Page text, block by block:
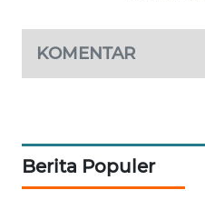
KOMENTAR
Berita Populer
KARING
NEWS